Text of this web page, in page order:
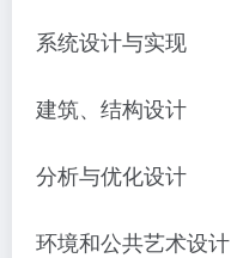
系统设计与实现
建筑、结构设计
分析与优化设计
环境和公共艺术设计